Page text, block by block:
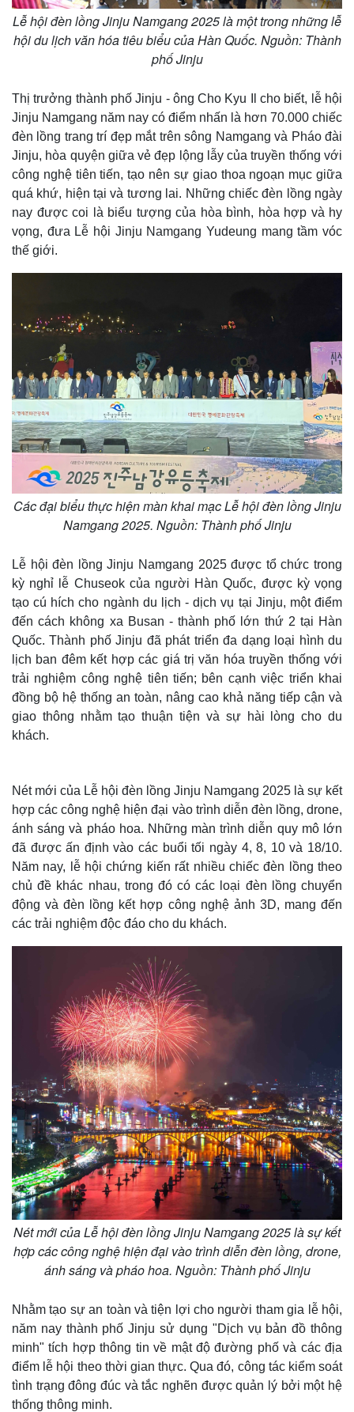
Quan sát
Cuộc sống đó đây
Hồ sơ
Video
Ảnh
E-Magazine
Infographic
Bất động sản
Khởi nghiệp
Giá vàng
Tiêu dùng
Tỷ giá
Giá cà phê
Lễ hội đèn lồng Jinju Namgang 2025 là một trong những lễ
hội du lịch văn hóa tiêu biểu của Hàn Quốc. Nguồn: Thành
phố Jinju
Thị trưởng thành phố Jinju - ông Cho Kyu Il cho biết, lễ hội
Jinju Namgang năm nay có điểm nhấn là hơn 70.000 chiếc
đèn lồng trang trí đẹp mắt trên sông Namgang và Pháo đài
Jinju, hòa quyện giữa vẻ đẹp lộng lẫy của truyền thống với
công nghệ tiên tiến, tạo nên sự giao thoa ngoạn mục giữa
quá khứ, hiện tại và tương lai. Những chiếc đèn lồng ngày
nay được coi là biểu tượng của hòa bình, hòa hợp và hy
vọng, đưa Lễ hội Jinju Namgang Yudeung mang tầm vóc
thế giới.
Các đại biểu thực hiện màn khai mạc Lễ hội đèn lồng Jinju
Namgang 2025. Nguồn: Thành phố Jinju
Lễ hội đèn lồng Jinju Namgang 2025 được tổ chức trong
kỳ nghỉ lễ Chuseok của người Hàn Quốc, được kỳ vọng
tạo cú hích cho ngành du lịch - dịch vụ tại Jinju, một điểm
đến cách không xa Busan - thành phố lớn thứ 2 tại Hàn
Quốc. Thành phố Jinju đã phát triển đa dạng loại hình du
lịch ban đêm kết hợp các giá trị văn hóa truyền thống với
trải nghiệm công nghệ tiên tiến; bên cạnh việc triển khai
đồng bộ hệ thống an toàn, nâng cao khả năng tiếp cận và
giao thông nhằm tạo thuận tiện và sự hài lòng cho du
khách.
Nét mới của Lễ hội đèn lồng Jinju Namgang 2025 là sự kết
hợp các công nghệ hiện đại vào trình diễn đèn lồng, drone,
ánh sáng và pháo hoa. Những màn trình diễn quy mô lớn
đã được ấn định vào các buổi tối ngày 4, 8, 10 và 18/10.
Năm nay, lễ hội chứng kiến rất nhiều chiếc đèn lồng theo
chủ đề khác nhau, trong đó có các loại đèn lồng chuyển
động và đèn lồng kết hợp công nghệ ảnh 3D, mang đến
các trải nghiệm độc đáo cho du khách.
Nét mới của Lễ hội đèn lồng Jinju Namgang 2025 là sự kết
hợp các công nghệ hiện đại vào trình diễn đèn lồng, drone,
ánh sáng và pháo hoa. Nguồn: Thành phố Jinju
Nhằm tạo sự an toàn và tiện lợi cho người tham gia lễ hội,
năm nay thành phố Jinju sử dụng "Dịch vụ bản đồ thông
minh" tích hợp thông tin về mật độ đường phố và các địa
điểm lễ hội theo thời gian thực. Qua đó, công tác kiểm soát
tình trạng đông đúc và tắc nghẽn được quản lý bởi một hệ
thống thông minh.